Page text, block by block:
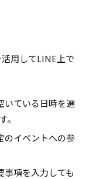
用してLINE上で
いている日時を選
のイベントへの参
事項を入力しても